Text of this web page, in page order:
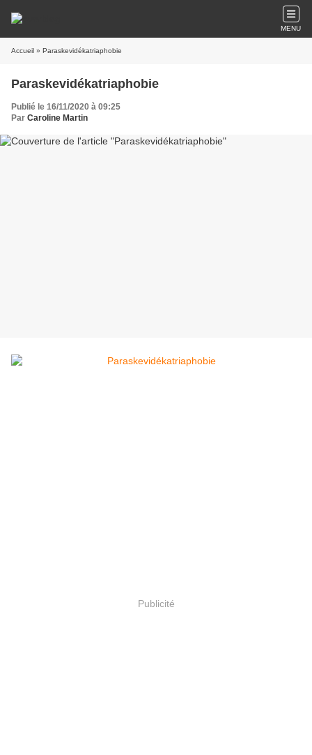
MENU
Accueil » Paraskevidékatriaphobie
Paraskevidékatriaphobie
Publié le 16/11/2020 à 09:25
Par Caroline Martin
Publicité